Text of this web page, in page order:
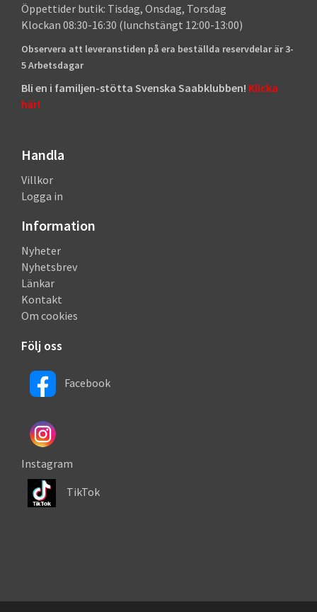
Öppettider butik: Tisdag, Onsdag, Torsdag
Klockan 08:30-16:30 (lunchstängt 12:00-13:00)
Observera att leveranstiden på era beställda reservdelar är 3-
5 Arbetsdagar
Bli en i familjen-stötta Svenska Saabklubben! Klicka
här!
Handla
Villkor
Logga in
Information
Nyheter
Nyhetsbrev
Länkar
Kontakt
Om cookies
Följ oss
Facebook
Instagram
TikTok